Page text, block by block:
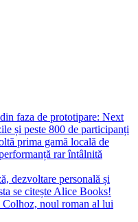
faza de prototipare: Next
și peste 800 de participanți
prima gamă locală de
rar întâlnită
dezvoltare personală și
se citește Alice Books!
Colhoz, noul roman al lui